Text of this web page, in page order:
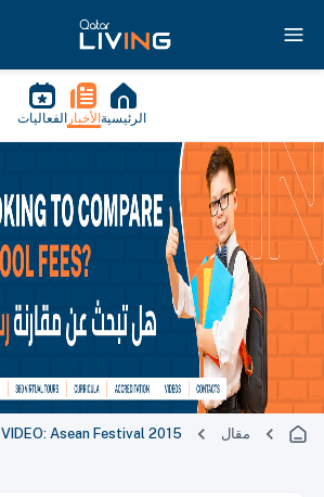
الرئيسية الأخبار الفعاليات
مقال VIDEO: Asean Festival 2015